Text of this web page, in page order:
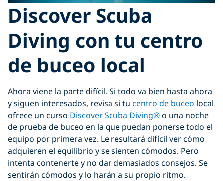
Discover Scuba
Diving con tu centro
de buceo local
Ahora viene la parte difícil. Si todo va bien hasta ahora
y siguen interesados, revisa si tu centro de buceo local
ofrece un curso Discover Scuba Diving®o una noche
de prueba de buceo en la que puedan ponerse todo el
equipo por primera vez. Le resultará difícil ver cómo
adquieren el equilibrio y se sienten cómodos. Pero
intenta contenerte y no dar demasiados consejos. Se
sentirán cómodos y lo harán a su propio ritmo.